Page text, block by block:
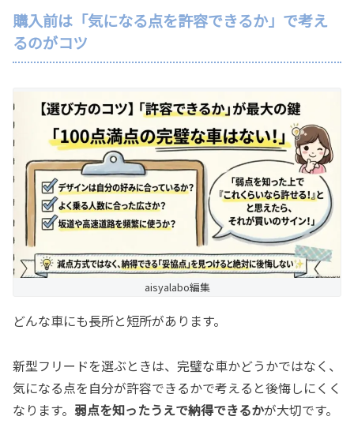
購入前は「気になる点を許容できるか」で考え
るのがコツ
aisyalabo編集
どんな車にも長所と短所があります。
新型フリードを選ぶときは、完璧な車かどうかではなく、
気になる点を自分が許容できるかで考えると後悔しにくく
なります。 弱点を知ったうえで納得できるかが大切です。